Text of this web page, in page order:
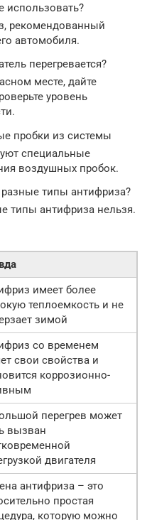
использовать?
рекомендованный
автомобиля.
перегревается?
месте, дайте
уровень
пробки из системы
специальные
воздушных пробок.
типы антифриза?
типы антифриза нельзя.
имеет более
теплоемкость и не
зимой
со временем
свои свойства и
коррозионно-
перегрев может
вызван
двигателя
антифриза – это
простая
которую можно